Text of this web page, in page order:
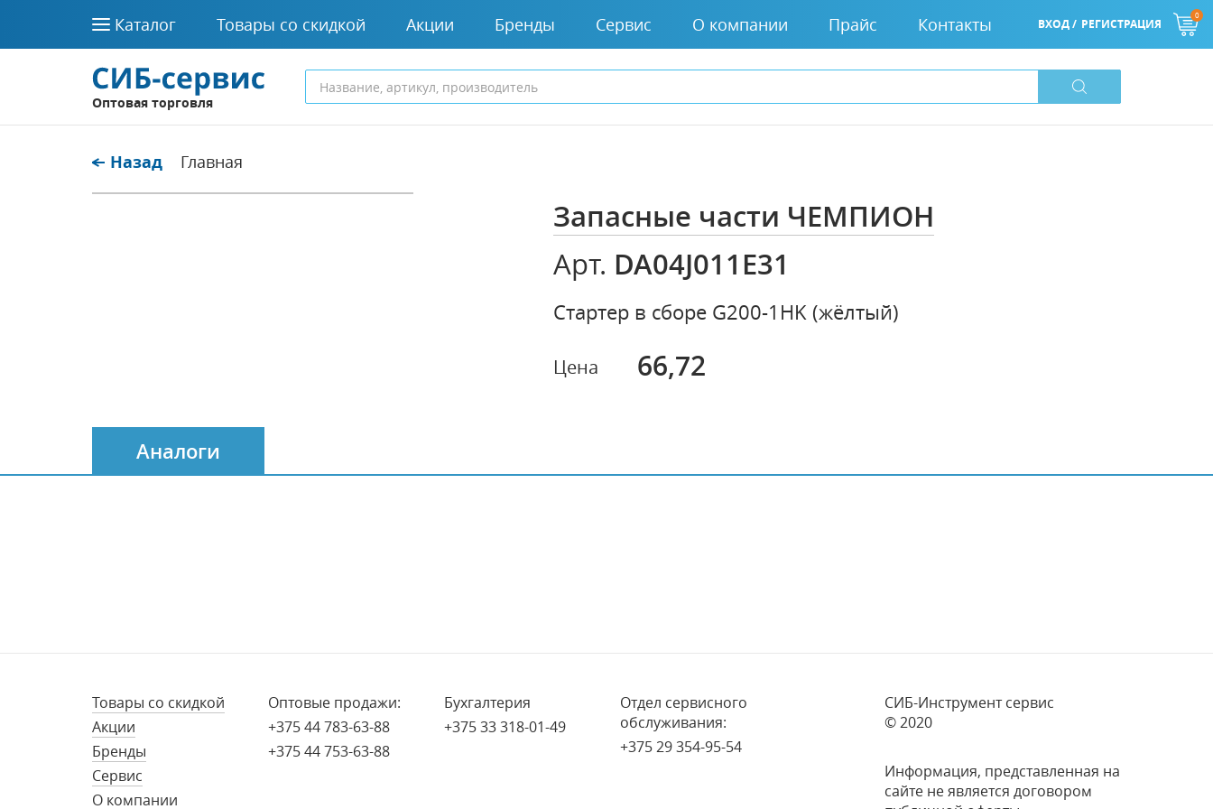
Каталог Товары со скидкой Акции Бренды Сервис О компании Прайс Контакты ВХОД / РЕГИСТРАЦИЯ
0
Оптовая торговля
Назад Главная
Запасные части ЧЕМПИОН
Арт. DA04J011E31
Стартер в сборе G200-1HK (жёлтый)
Цена 66,72
Аналоги
Товары со скидкой
Акции
Бренды
Сервис
О компании
Оптовые продажи:
+375 44 783-63-88
+375 44 753-63-88
Бухгалтерия
+375 33 318-01-49
Отдел сервисного
обслуживания:
+375 29 354-95-54
СИБ-Инструмент сервис
© 2020
Информация, представленная на
сайте не является договором